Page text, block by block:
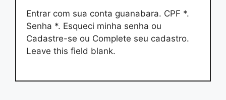
Entrar com sua conta guanabara. CPF *.
Senha *. Esqueci minha senha ou
Cadastre-se ou Complete seu cadastro.
Leave this field blank.